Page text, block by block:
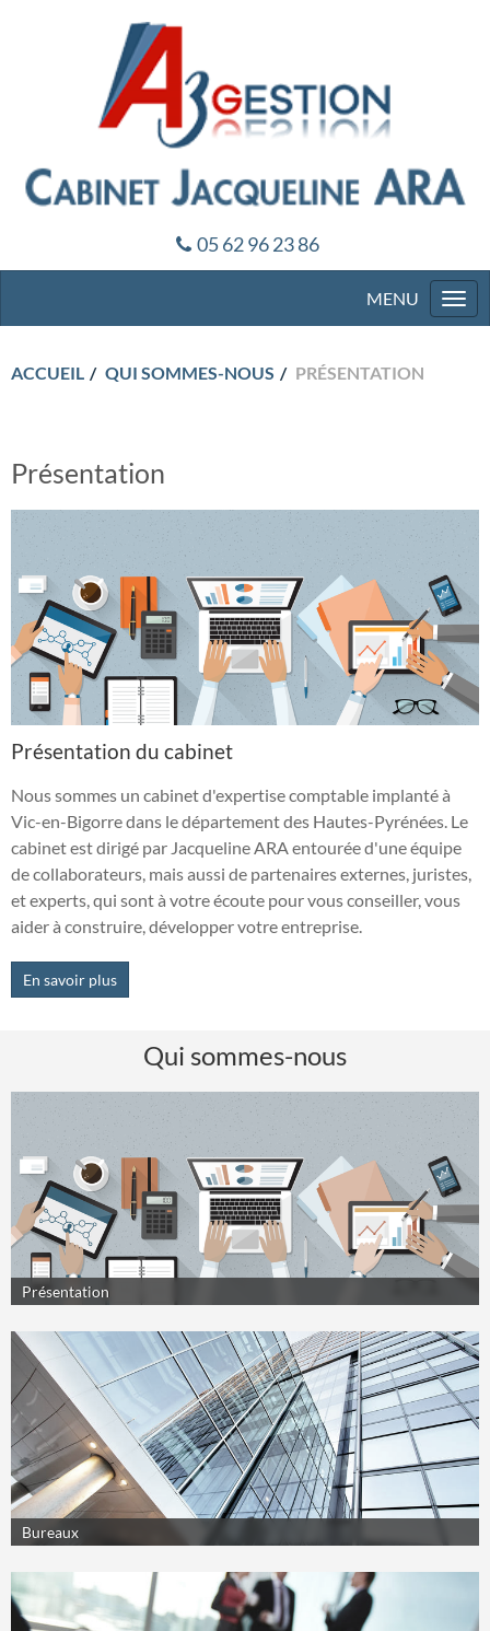
05 62 96 23 86
ACCUEIL QUI SOMMES-NOUS PRÉSENTATION
Présentation
Présentation du cabinet
Nous sommes un cabinet d'expertise comptable implanté à
Vic-en-Bigorre dans le département des Hautes-Pyrénées. Le
cabinet est dirigé par Jacqueline ARA entourée d'une équipe
de collaborateurs, mais aussi de partenaires externes, juristes,
et experts, qui sont à votre écoute pour vous conseiller, vous
aider à construire, développer votre entreprise.
En savoir plus
Qui sommes-nous
Présentation
Bureaux